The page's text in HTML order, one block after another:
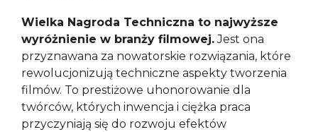
Wielka Nagroda Techniczna to najwyższe
wyróżnienie w branży filmowej.Jest ona
przyznawana za nowatorskie rozwiązania, które
rewolucjonizują techniczne aspekty tworzenia
filmów. To prestiżowe uhonorowanie dla
twórców, których inwencja i ciężka praca
przyczyniają się do rozwoju efektów